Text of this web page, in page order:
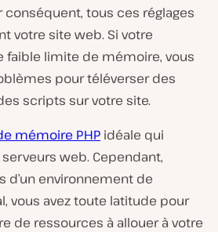
conséquent, tous ces réglages
votre site web. Si votre
faible limite de mémoire, vous
pour téléverser des
scripts sur votre site.
mémoire PHP idéale qui
web. Cependant,
d’un environnement de
vous avez toute latitude pour
de ressources à allouer à votre